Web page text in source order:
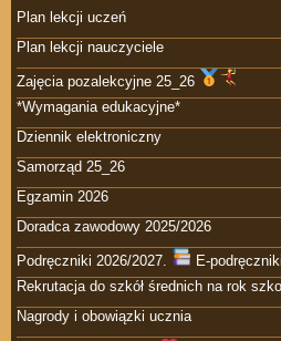
Plan lekcji uczeń
Plan lekcji nauczyciele
Zajęcia pozalekcyjne 25_26
*Wymagania edukacyjne*
Dziennik elektroniczny
Samorząd 25_26
Egzamin 2026
Doradca zawodowy 2025/2026
Podręczniki 2026/2027.
E-podręczniki
Rekrutacja do szkół średnich na rok
Nagrody i obowiązki ucznia